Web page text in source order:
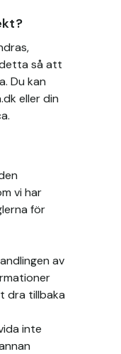
så att
Du kan
eller din
vi har
för
av
dra tillbaka
inte